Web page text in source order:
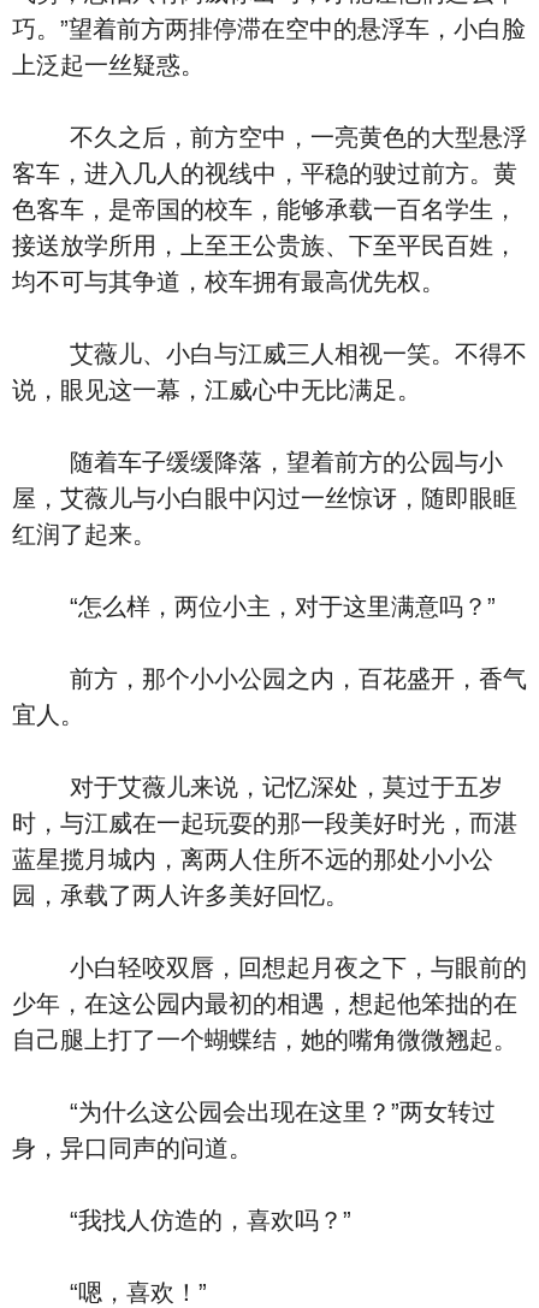
巧。”望着前方两排停滞在空中的悬浮车，小白脸
上泛起一丝疑惑。
不久之后，前方空中，一亮黄色的大型悬浮
客车，进入几人的视线中，平稳的驶过前方。黄
色客车，是帝国的校车，能够承载一百名学生，
接送放学所用，上至王公贵族、下至平民百姓，
均不可与其争道，校车拥有最高优先权。
艾薇儿、小白与江威三人相视一笑。不得不
说，眼见这一幕，江威心中无比满足。
随着车子缓缓降落，望着前方的公园与小
屋，艾薇儿与小白眼中闪过一丝惊讶，随即眼眶
红润了起来。
“怎么样，两位小主，对于这里满意吗？”
前方，那个小小公园之内，百花盛开，香气
宜人。
对于艾薇儿来说，记忆深处，莫过于五岁
时，与江威在一起玩耍的那一段美好时光，而湛
蓝星揽月城内，离两人住所不远的那处小小公
园，承载了两人许多美好回忆。
小白轻咬双唇，回想起月夜之下，与眼前的
少年，在这公园内最初的相遇，想起他笨拙的在
自己腿上打了一个蝴蝶结，她的嘴角微微翘起。
“为什么这公园会出现在这里？”两女转过
身，异口同声的问道。
“我找人仿造的，喜欢吗？”
“嗯，喜欢！”